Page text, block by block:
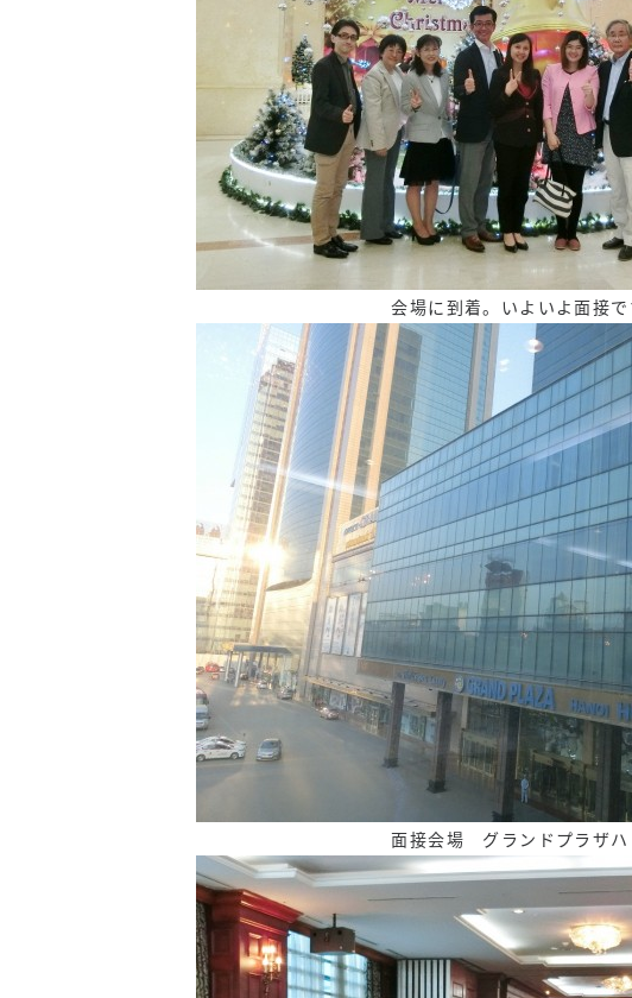
会場に到着。いよいよ面接
面接会場 グランドプラザハ